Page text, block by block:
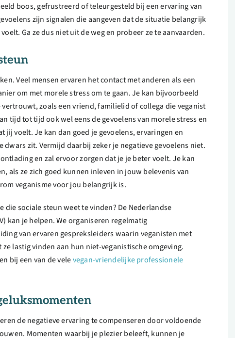
boos, gefrustreerd of teleurgesteld bij een ervaring van
zijn signalen die aangeven dat de situatie belangrijk
Ga ze dus niet uit de weg en probeer ze te aanvaarden.
Veel mensen ervaren het contact met anderen als een
om met morele stress om te gaan. Je kan bijvoorbeeld
zoals een vriend, familielid of collega die veganist
tijd tot tijd ook wel eens de gevoelens van morele stress en
jij voelt. Je kan dan goed je gevoelens, ervaringen en
dwars zit. Vermijd daarbij zeker je negatieve gevoelens niet.
en zal ervoor zorgen dat je je beter voelt. Je kan
als ze zich goed kunnen inleven in jouw belevenis van
veganisme voor jou belangrijk is.
die sociale steun weet te vinden? De Nederlandse
kan je helpen. We organiseren regelmatig
van ervaren gespreksleiders waarin veganisten met
ze lastig vinden aan hun niet-veganistische omgeving.
bij een van de velevegan-vriendelijke professionele
de negatieve ervaring te compenseren door voldoende
Momenten waarbij je plezier beleeft, kunnen je